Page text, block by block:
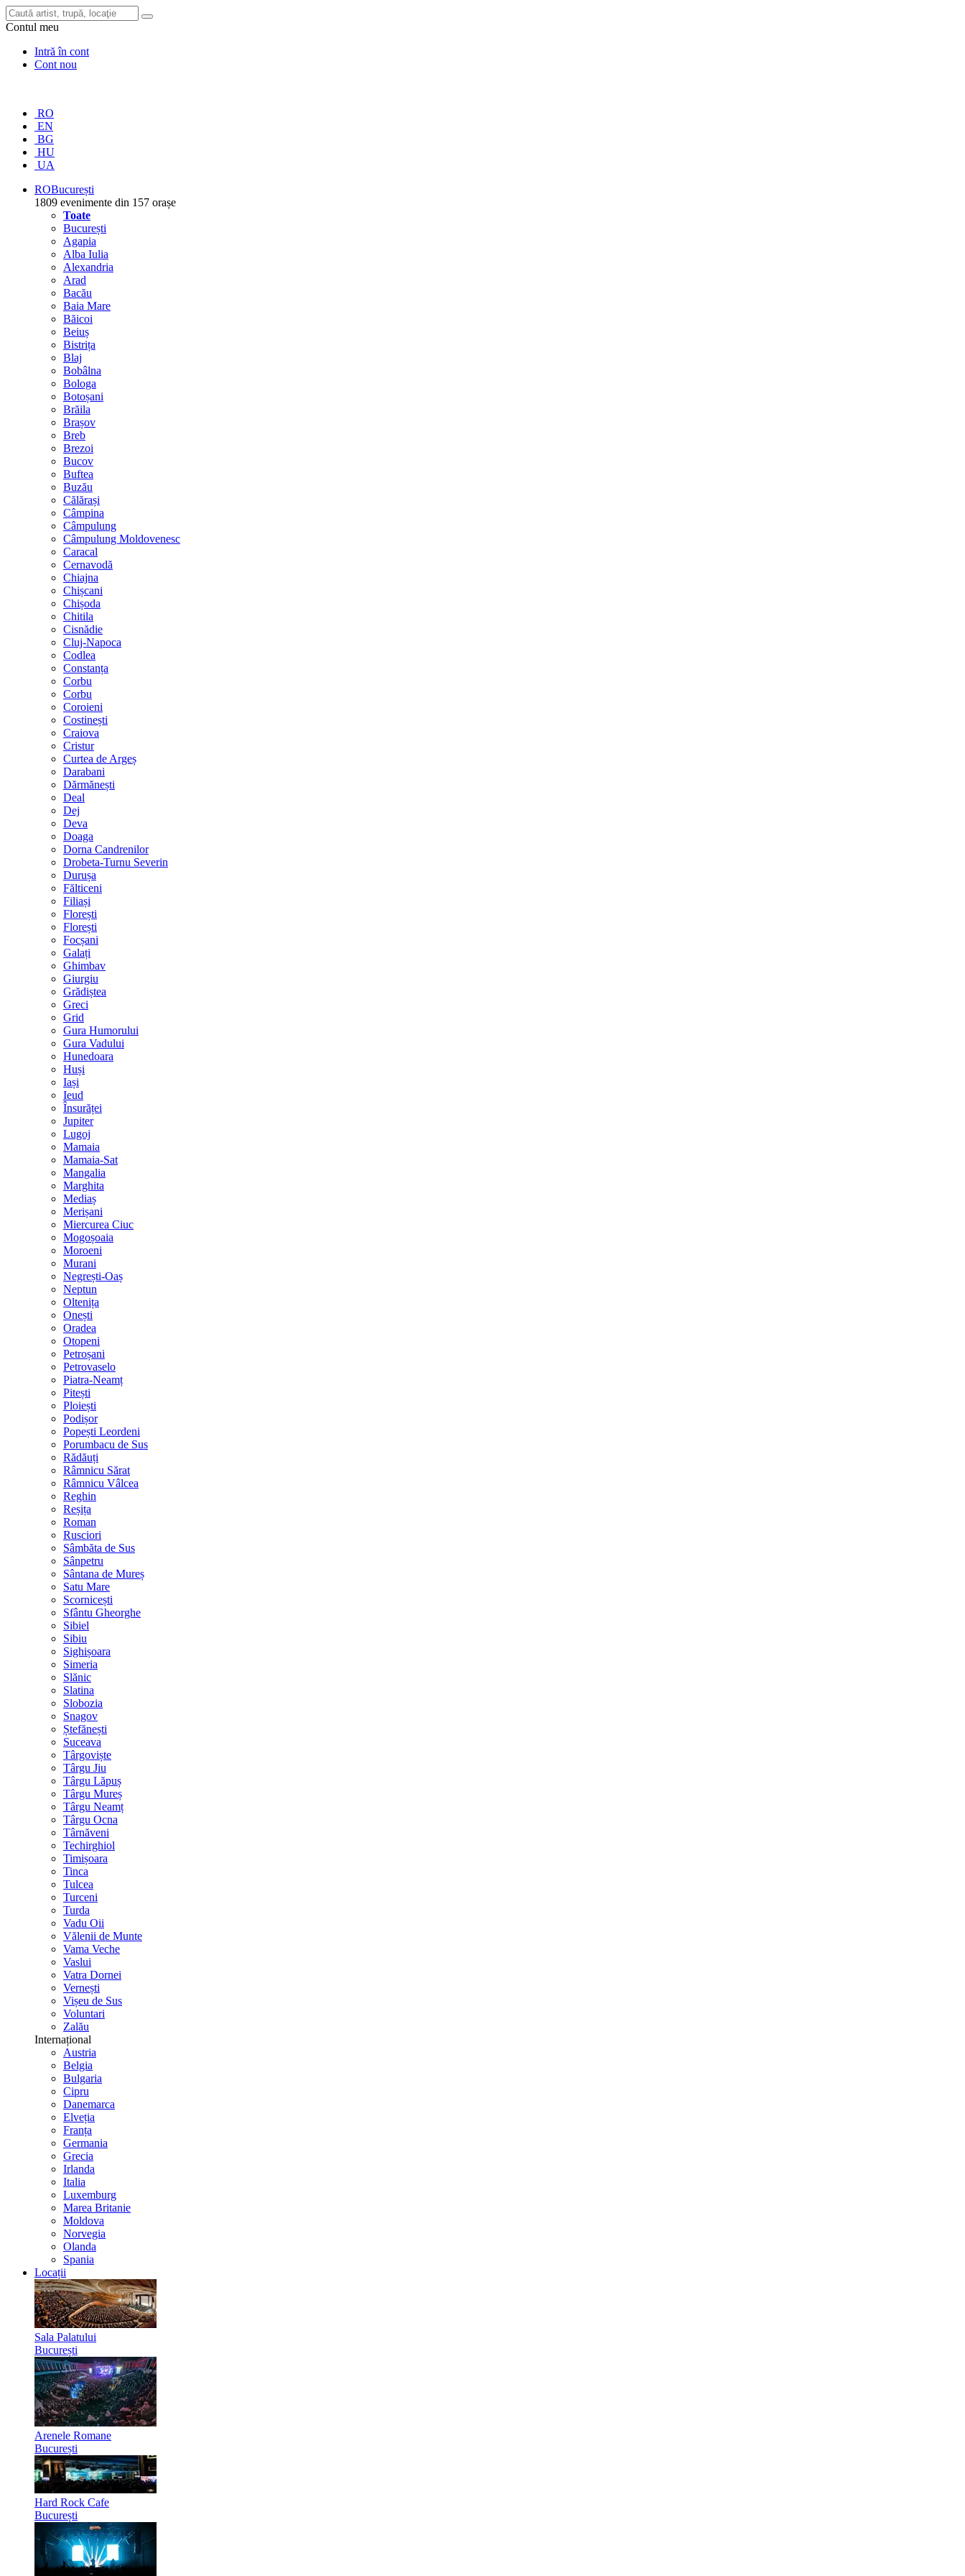
Contul meu
Intră în cont
Cont nou
RO
EN
BG
HU
UA
ROBucurești
1809 evenimente din 157 orașe
Toate
București
Agapia
Alba Iulia
Alexandria
Arad
Bacău
Baia Mare
Băicoi
Beiuș
Bistrița
Blaj
Bobâlna
Bologa
Botoșani
Brăila
Brașov
Breb
Brezoi
Bucov
Buftea
Buzău
Călărași
Câmpina
Câmpulung
Câmpulung Moldovenesc
Caracal
Cernavodă
Chiajna
Chișcani
Chișoda
Chitila
Cisnădie
Cluj-Napoca
Codlea
Constanța
Corbu
Corbu
Coroieni
Costinești
Craiova
Cristur
Curtea de Argeș
Darabani
Dărmănești
Deal
Dej
Deva
Doaga
Dorna Candrenilor
Drobeta-Turnu Severin
Durușa
Fălticeni
Filiași
Florești
Florești
Focșani
Galați
Ghimbav
Giurgiu
Grădiștea
Greci
Grid
Gura Humorului
Gura Vadului
Hunedoara
Huși
Iași
Ieud
Însurăței
Jupiter
Lugoj
Mamaia
Mamaia-Sat
Mangalia
Marghita
Mediaș
Merișani
Miercurea Ciuc
Mogoșoaia
Moroeni
Murani
Negrești-Oaș
Neptun
Oltenița
Onești
Oradea
Otopeni
Petroșani
Petrovaselo
Piatra-Neamț
Pitești
Ploiești
Podișor
Popești Leordeni
Porumbacu de Sus
Rădăuți
Râmnicu Sărat
Râmnicu Vâlcea
Reghin
Reșița
Roman
Rusciori
Sâmbăta de Sus
Sânpetru
Sântana de Mureș
Satu Mare
Scornicești
Sfântu Gheorghe
Sibiel
Sibiu
Sighișoara
Simeria
Slănic
Slatina
Slobozia
Snagov
Ștefănești
Suceava
Târgoviște
Târgu Jiu
Târgu Lăpuș
Târgu Mureș
Târgu Neamț
Târgu Ocna
Târnăveni
Techirghiol
Timișoara
Tinca
Tulcea
Turceni
Turda
Vadu Oii
Vălenii de Munte
Vama Veche
Vaslui
Vatra Dornei
Vernești
Vișeu de Sus
Voluntari
Zalău
Internațional
Austria
Belgia
Bulgaria
Cipru
Danemarca
Elveția
Franța
Germania
Grecia
Irlanda
Italia
Luxemburg
Marea Britanie
Moldova
Norvegia
Olanda
Spania
Locații
Sala Palatului
București
Arenele Romane
București
Hard Rock Cafe
București